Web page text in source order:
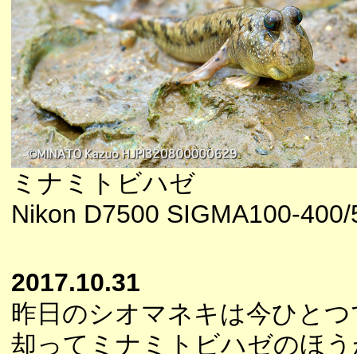
ミナミトビハゼ
Nikon D7500 SIGMA100-
2017.10.31
昨日のシオマネキは今ひと
却ってミナミトビハゼのほ